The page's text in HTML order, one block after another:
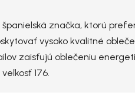
značka, ktorú
vysoko kvalitné
zaisťujú oblečeniu
176.